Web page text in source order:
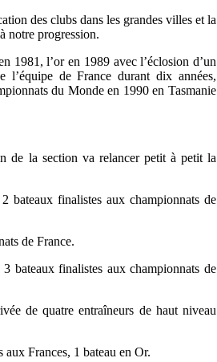
des clubs dans les grandes villes et la
notre progression.
1981, l’or en 1989 avec l’éclosion d’un
l’équipe de France durant dix années,
du Monde en 1990 en Tasmanie
de la section va relancer petit à petit la
bateaux finalistes aux championnats de
de France.
bateaux finalistes aux championnats de
de quatre entraîneurs de haut niveau
Frances, 1 bateau en Or.